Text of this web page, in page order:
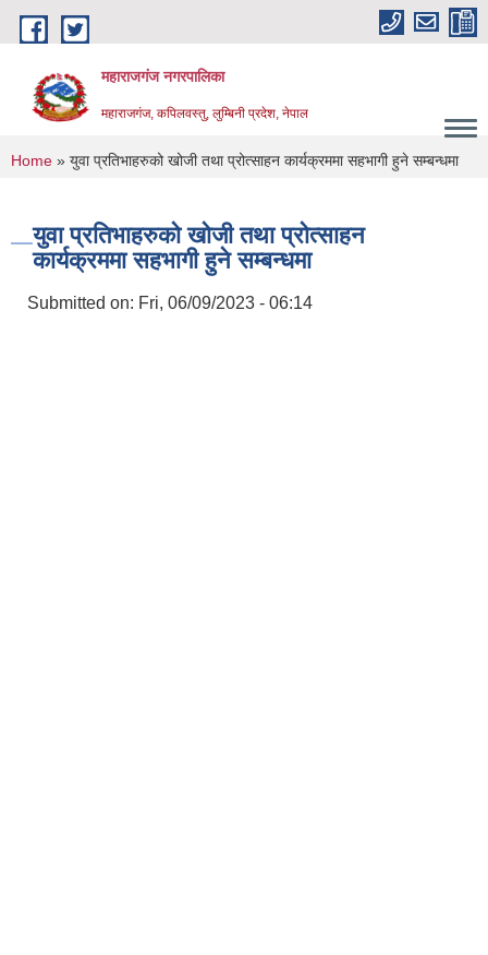
Skip to main content
महाराजगंज नगरपालिका
महाराजगंज, कपिलवस्तु, लुम्बिनी प्रदेश, नेपाल
You are here
Home » युवा प्रतिभाहरुको खोजी तथा प्रोत्साहन कार्यक्रममा सहभागी हुने सम्बन्धमा
युवा प्रतिभाहरुको खोजी तथा प्रोत्साहन
कार्यक्रममा सहभागी हुने सम्बन्धमा
Submitted on: Fri, 06/09/2023 - 06:14